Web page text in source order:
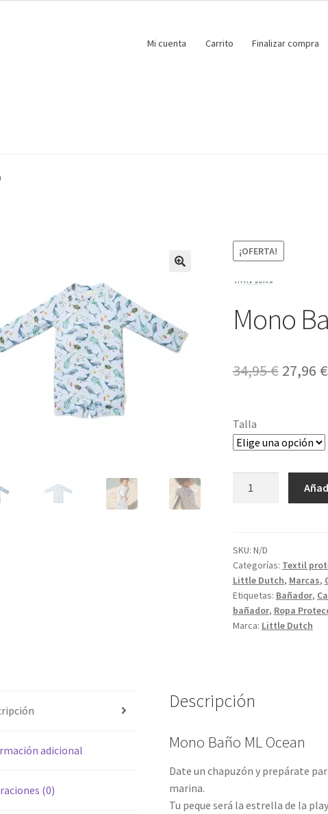
Mi cuenta Carrito Finalizar compra
¡OFERTA!
Mono
34,95€ El
era:
34,95
27,96 €
Talla
cantidad
SKU: N/D
Categorías: Textil
Little Dutch, Marcas,
Etiquetas: Bañador,
bañador, Ropa
Marca: Little Dutch
adicional
(0)
Descripción
Mono Baño ML Ocean
Date un chapuzón y prepárate
marina.
Tu peque será la estrella de la